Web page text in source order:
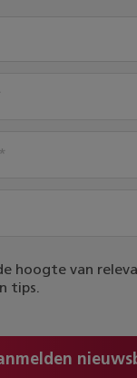
hoogte van
tips.